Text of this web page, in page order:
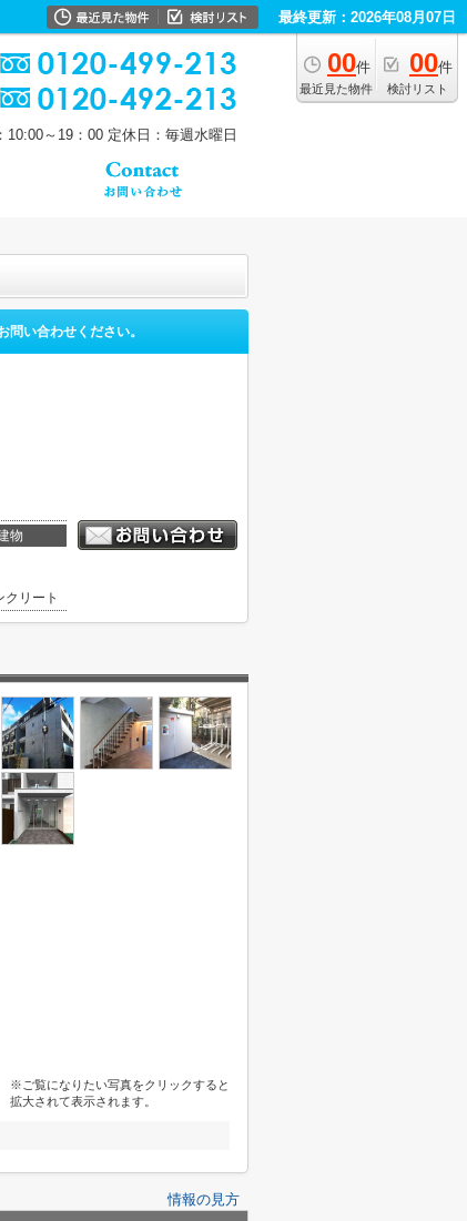
最終更新：2026年08月07日
00件
最近見た物件
00件
検討リスト
10:00～19：00 定休日：毎週水曜日
問い合わせください。
物
クリート
※ご覧になりたい写真をクリックすると
拡大されて表示されます。
情報の見方